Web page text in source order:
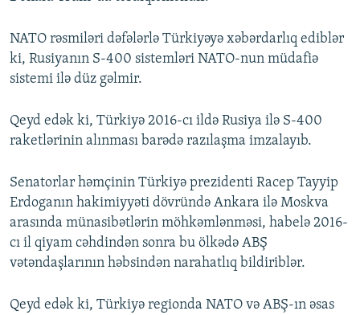
NATO rəsmiləri dəfələrlə Türkiyəyə xəbərdarlıq ediblər
ki, Rusiyanın S-400 sistemləri NATO-nun müdafiə
sistemi ilə düz gəlmir.
Qeyd edək ki, Türkiyə 2016-cı ildə Rusiya ilə S-400
raketlərinin alınması barədə razılaşma imzalayıb.
Senatorlar həmçinin Türkiyə prezidenti Racep Tayyip
Erdoganın hakimiyyəti dövründə Ankara ilə Moskva
arasında münasibətlərin möhkəmlənməsi, habelə 2016-
cı il qiyam cəhdindən sonra bu ölkədə ABŞ
vətəndaşlarının həbsindən narahatlıq bildiriblər.
Qeyd edək ki, Türkiyə regionda NATO və ABŞ-ın əsas